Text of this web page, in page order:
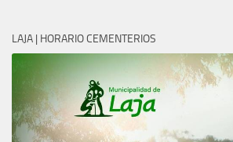
LAJA | HORARIO CEMENTERIOS